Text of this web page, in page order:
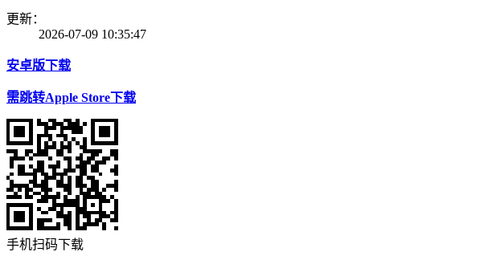
更新：
2026-07-09 10:35:47
安卓版下载
需跳转Apple Store下载
手机扫码下载